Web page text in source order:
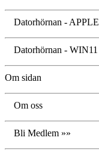
Datorhörnan - APPLE
Datorhörnan - WIN11
Om sidan
Om oss
Bli Medlem »»